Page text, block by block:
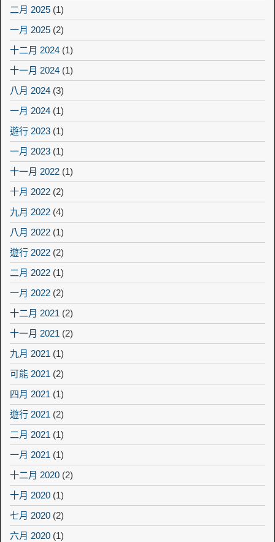
二月 2025 (1)
一月 2025 (2)
十二月 2024 (1)
十一月 2024 (1)
八月 2024 (3)
一月 2024 (1)
遊行 2023 (1)
一月 2023 (1)
十一月 2022 (1)
十月 2022 (2)
九月 2022 (4)
八月 2022 (1)
遊行 2022 (2)
二月 2022 (1)
一月 2022 (2)
十二月 2021 (2)
十一月 2021 (2)
九月 2021 (1)
可能 2021 (2)
四月 2021 (1)
遊行 2021 (2)
二月 2021 (1)
一月 2021 (1)
十二月 2020 (2)
十月 2020 (1)
七月 2020 (2)
六月 2020 (1)